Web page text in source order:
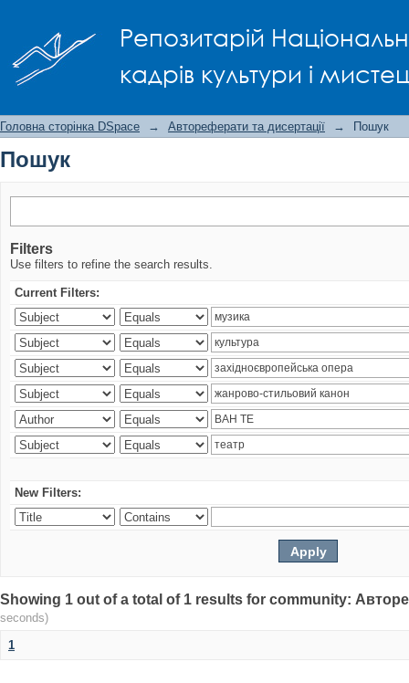
Репозитарій
кадрів культури і
Головна сторінка DSpace → Автореферати та дисертації → Пошук
Пошук
Filters
Use filters to refine the search results.
Current Filters:
New Filters:
Showing 1 out of a total of 1 results for community:
seconds)
1